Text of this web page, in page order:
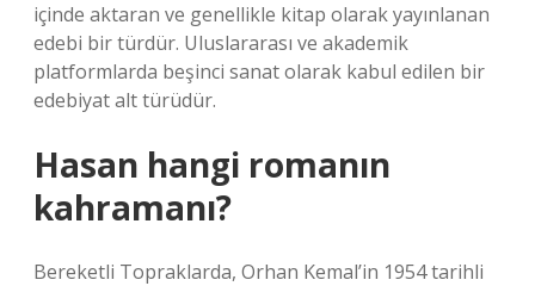
içinde aktaran ve genellikle kitap olarak yayınlanan
edebi bir türdür. Uluslararası ve akademik
platformlarda beşinci sanat olarak kabul edilen bir
edebiyat alt türüdür.
Hasan hangi romanın
kahramanı?
Bereketli Topraklarda, Orhan Kemal’in 1954 tarihli